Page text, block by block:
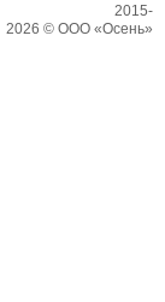
2015-
2026 © ООО «Осень»